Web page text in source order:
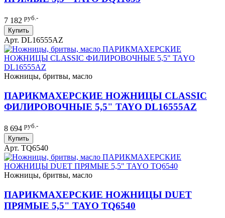
7 182 руб.-
Купить
Арт. DL16555AZ
Ножницы, бритвы, масло
ПАРИКМАХЕРСКИЕ НОЖНИЦЫ CLASSIC
ФИЛИРОВОЧНЫЕ 5,5" TAYO DL16555AZ
8 694 руб.-
Купить
Арт. TQ6540
Ножницы, бритвы, масло
ПАРИКМАХЕРСКИЕ НОЖНИЦЫ DUET
ПРЯМЫЕ 5,5" TAYO TQ6540